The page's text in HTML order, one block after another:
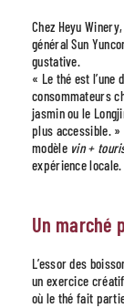
Chez Heyu
général Sun
gustative.
« Le thé est
consommateurs
jasmin ou le
plus accessible. »
modèle vin +
expérience locale.
Un marché
L’essor des
un exercice
où le thé fait